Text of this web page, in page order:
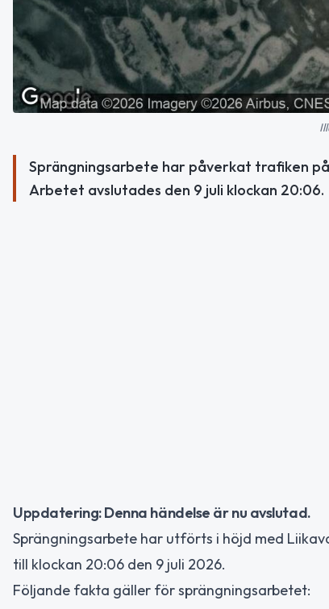
Sprängningsarbete har påverkat trafiken
Arbetet avslutades den 9 juli klockan 20:06.
Uppdatering: Denna händelse är nu avslutad.
Sprängningsarbete har utförts i höjd med
till klockan 20:06 den 9 juli 2026.
Följande fakta gäller för sprängningsarbetet: